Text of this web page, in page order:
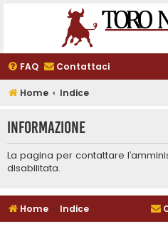
FAQ Contattaci
Home Indice
Informazione
La pagina per contattare
disabilitata.
Home Indice